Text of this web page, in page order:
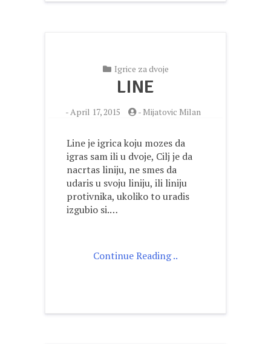
Igrice za dvoje
LINE
-April 17, 2015 - Mijatovic Milan
Line je igrica koju mozes da
igras sam ili u dvoje, Cilj je da
nacrtas liniju, ne smes da
udaris u svoju liniju, ili liniju
protivnika, ukoliko to uradis
izgubio si.…
Continue Reading ..